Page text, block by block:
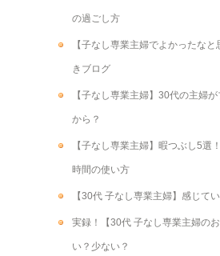
の過ごし方
【子なし専業主婦でよかったな
きブログ
【子なし専業主婦】30代の主婦
から？
【子なし専業主婦】暇つぶし5選
時間の使い方
【30代 子なし専業主婦】感じて
実録！【30代 子なし専業主婦の
い？少ない？